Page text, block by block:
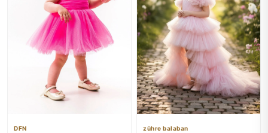
DFN zühre balaban